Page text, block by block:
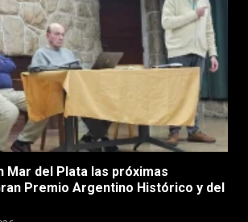
Mar del Plata las próximas
Premio Argentino Histórico y del